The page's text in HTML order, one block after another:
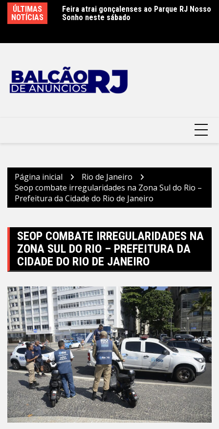
para
ÚLTIMAS
NOTÍCIAS
Feira atrai gonçalenses ao Parque RJ Nosso
Sonho neste sábado
Sábado letivo especial na rede municipal de
educação em São Gonçalo
Página inicial
Rio de Janeiro
Seop combate irregularidades na Zona Sul do Rio –
Prefeitura da Cidade do Rio de Janeiro
SEOP COMBATE IRREGULARIDADES NA
ZONA SUL DO RIO – PREFEITURA DA
CIDADE DO RIO DE JANEIRO